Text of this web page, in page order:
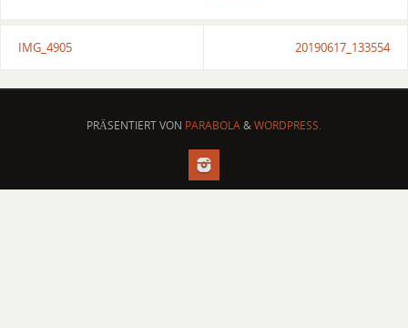
IMG_4905 20190617_133554
PRÄSENTIERT VON PARABOLA&WORDPRESS.